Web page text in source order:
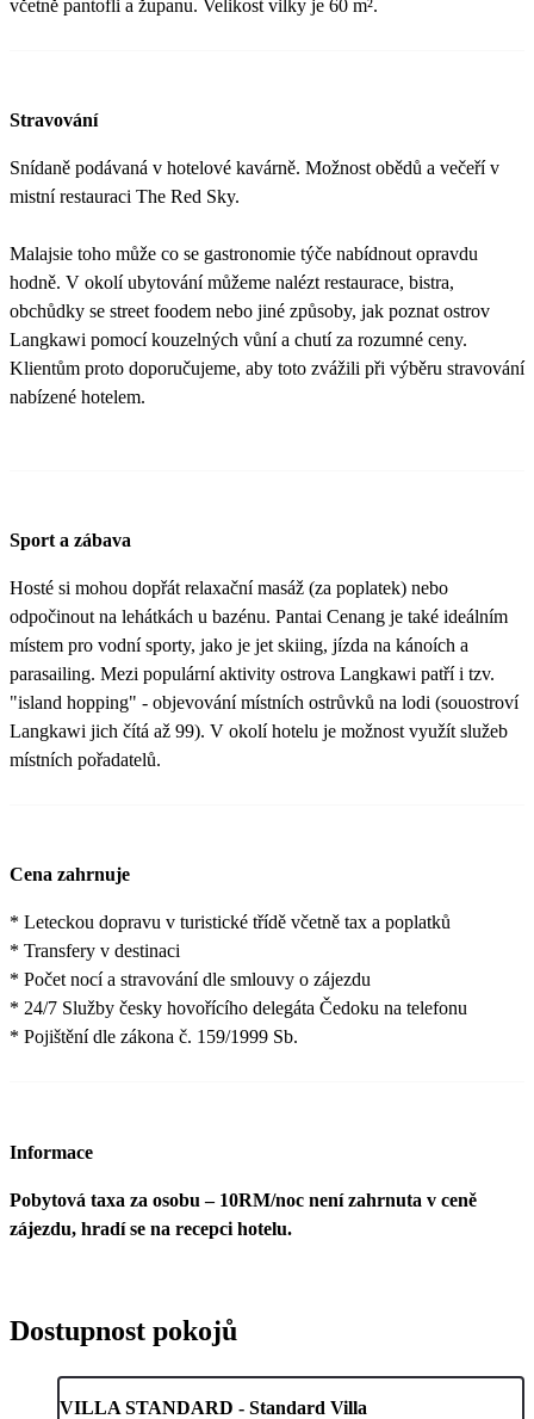
včetně pantofli a županu. Velikost vilky je 60 m².
Stravování
Snídaně podávaná v hotelové kavárně. Možnost obědů a večeří v
mistní restauraci The Red Sky.
Malajsie toho může co se gastronomie týče nabídnout opravdu
hodně. V okolí ubytování můžeme nalézt restaurace, bistra,
obchůdky se street foodem nebo jiné způsoby, jak poznat ostrov
Langkawi pomocí kouzelných vůní a chutí za rozumné ceny.
Klientům proto doporučujeme, aby toto zvážili při výběru stravování
nabízené hotelem.
Sport a zábava
Hosté si mohou dopřát relaxační masáž (za poplatek) nebo
odpočinout na lehátkách u bazénu. Pantai Cenang je také ideálním
místem pro vodní sporty, jako je jet skiing, jízda na kánoích a
parasailing. Mezi populární aktivity ostrova Langkawi patří i tzv.
"island hopping" - objevování místních ostrůvků na lodi (souostroví
Langkawi jich čítá až 99). V okolí hotelu je možnost využít služeb
místních pořadatelů.
Cena zahrnuje
* Leteckou dopravu v turistické třídě včetně tax a poplatků
* Transfery v destinaci
* Počet nocí a stravování dle smlouvy o zájezdu
* 24/7 Služby česky hovořícího delegáta Čedoku na telefonu
* Pojištění dle zákona č. 159/1999 Sb.
Informace
Pobytová taxa za osobu – 10RM/noc není zahrnuta v ceně
zájezdu, hradí se na recepci hotelu.
Dostupnost pokojů
VILLA STANDARD - Standard Villa